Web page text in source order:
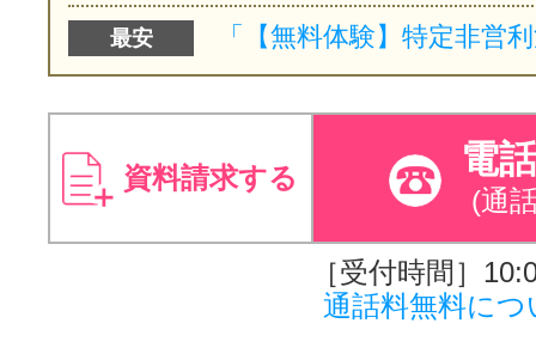
最安
資料請求する 電
(通
［受付時間］
通話料無料につ